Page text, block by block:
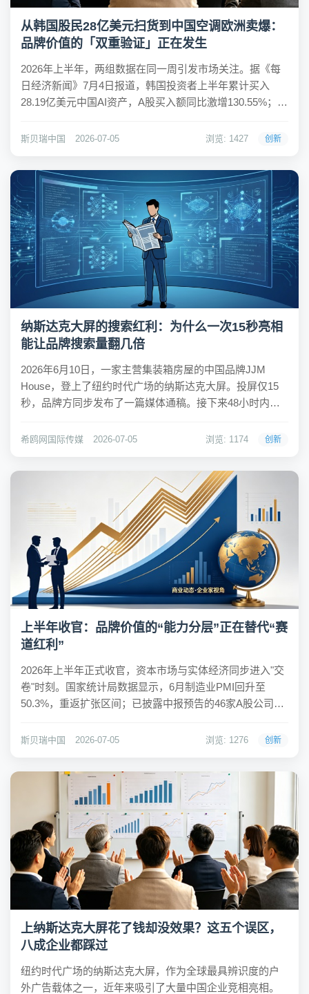
从韩国股民28亿美元扫货到中国空调欧洲卖爆：
品牌价值的「双重验证」正在发生
2026年上半年，两组数据在同一周引发市场关注。据《每
日经济新闻》7月4日报道，韩国投资者上半年累计买入
28.19亿美元中国AI资产，A股买入额同比激增130.55%；海
比增长43.2%，创历史同期新高，中国品牌已占据欧洲空调
斯贝瑞中国 2026-07-05 浏览: 1427 创新
纳斯达克大屏的搜索红利：为什么一次15秒亮相
能让品牌搜索量翻几倍
2026年6月10日，一家主营集装箱房屋的中国品牌JJM
House，登上了纽约时代广场的纳斯达克大屏。投屏仅15
秒，品牌方同步发布了一篇媒体通稿。接下来48小时内，
化率从0.8%飙升至2.3%。 这不是孤例。一周后，即食食品
希鸥网国际传媒 2026-07-05 浏览: 1174 创新
上半年收官：品牌价值的“能力分层”正在替代“赛
道红利”
2026年上半年正式收官，资本市场与实体经济同步进入"交
卷"时刻。国家统计局数据显示，6月制造业PMI回升至
50.3%，重返扩张区间；已披露中报预告的46家A股公司
体向好的数据之下，一个更值得关注的结构性变化正在显
斯贝瑞中国 2026-07-05 浏览: 1276 创新
上纳斯达克大屏花了钱却没效果？这五个误区，
八成企业都踩过
纽约时代广场的纳斯达克大屏，作为全球最具辨识度的户
外广告载体之一，近年来吸引了大量中国企业竞相亮相。